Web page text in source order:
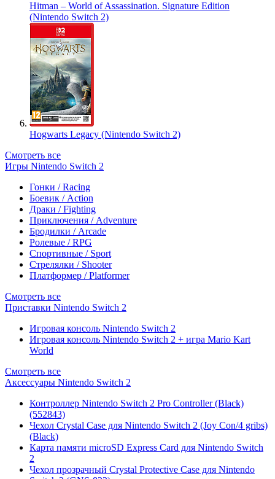
Hitman – World of Assassination. Signature Edition
(Nintendo Switch 2)
Hogwarts Legacy (Nintendo Switch 2)
Смотреть все
Игры Nintendo Switch 2
Гонки / Racing
Боевик / Action
Драки / Fighting
Приключения / Adventure
Бродилки / Arcade
Ролевые / RPG
Спортивные / Sport
Стрелялки / Shooter
Платформер / Platformer
Смотреть все
Приставки Nintendo Switch 2
Игровая консоль Nintendo Switch 2
Игровая консоль Nintendo Switch 2 + игра Mario Kart
World
Смотреть все
Аксессуары Nintendo Switch 2
Контроллер Nintendo Switch 2 Pro Controller (Black)
(552843)
Чехол Сrystal Сase для Nintendo Switch 2 (Joy Con/4 gribs)
(Black)
Карта памяти microSD Express Card для Nintendo Switch
2
Чехол прозрачный Crystal Protective Case для Nintendo